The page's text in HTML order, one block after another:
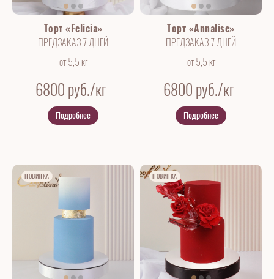
Торт «Felicia»
ПРЕДЗАКАЗ 7 ДНЕЙ
от 5,5 кг
6800 руб./кг
Подробнее
Торт «Annalise»
ПРЕДЗАКАЗ 7 ДНЕЙ
от 5,5 кг
6800 руб./кг
Подробнее
НОВИНКА НОВИНКА